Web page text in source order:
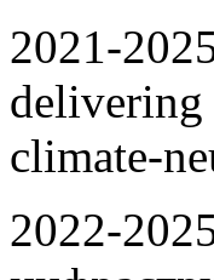
2021-
delivering
climate-
2022-